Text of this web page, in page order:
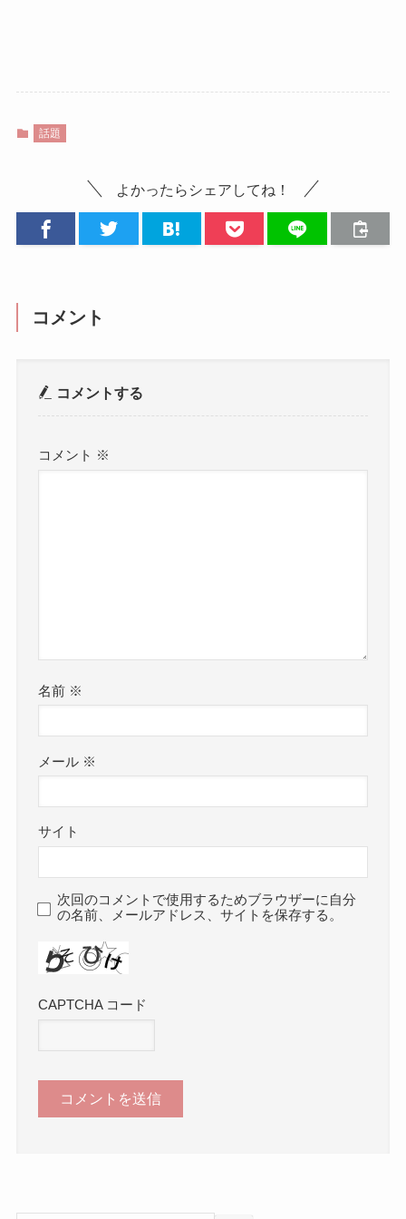
話題
よかったらシェアしてね！
コメント
コメントする
コメント ※
名前 ※
メール ※
サイト
次回のコメントで使用するためブラウザーに自分
の名前、メールアドレス、サイトを保存する。
CAPTCHA コード